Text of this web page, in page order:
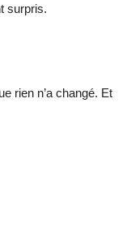
surpris.
rien n’a changé. Et